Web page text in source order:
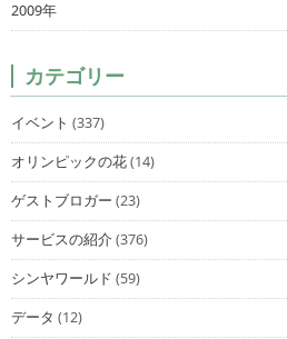
2009年
カテゴリー
イベント (337)
オリンピックの花(14)
ゲストブロガー (23)
サービスの紹介(376)
シンヤワールド (59)
データ (12)